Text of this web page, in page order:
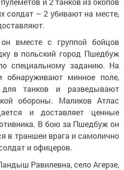
солдат – 2 убивают на месте,
вместе с группой бойцов
в польский город Пшедбуж
специальному заданию. На
обнаруживают минное поле,
танков и разведывают
обороны. Маликов Атлас
и доставляет ценные
В бою за Пшедбуж он
в траншеи врага и самолично
и офицеров.
Равилевна, село Агерзе,